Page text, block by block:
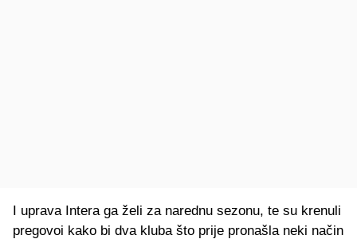
I uprava Intera ga želi za narednu sezonu, te su krenuli
pregovoi kako bi dva kluba što prije pronašla neki način